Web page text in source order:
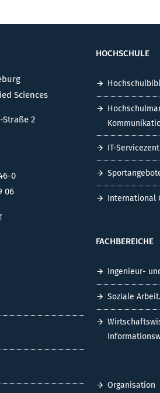
Sciences
2
0
06
HOCHSCHULE
IT-
International
FACHBEREICHE
Ingenieur-
Soziale
Organisation